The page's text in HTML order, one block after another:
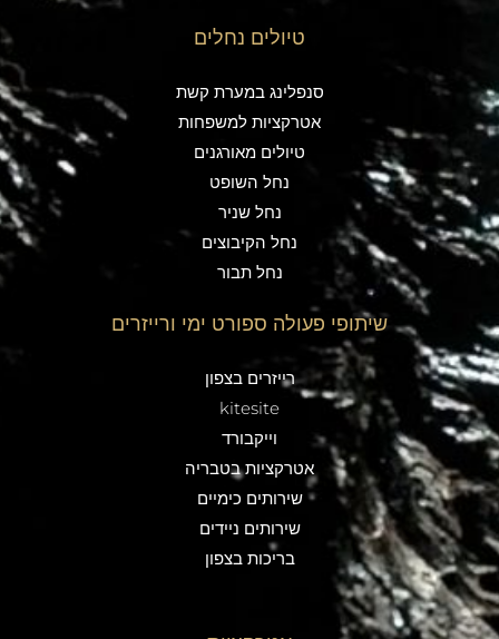
טיולים נחלים
סנפלינג במערת קשת
אטרקציות למשפחות
טיולים מאורגנים
נחל השופט
נחל שניר
נחל הקיבוצים
נחל תבור
שיתופי פעולה ספורט ימי ורייזרים
רייזרים בצפון
kitesite
וייקבורד
אטרקציות בטבריה
שירותים כימיים
שירותים ניידים
בריכות בצפון